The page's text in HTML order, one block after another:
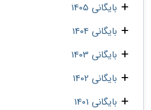
بایگانی 1405
بایگانی 1404
بایگانی 1403
بایگانی 1402
بایگانی 1401